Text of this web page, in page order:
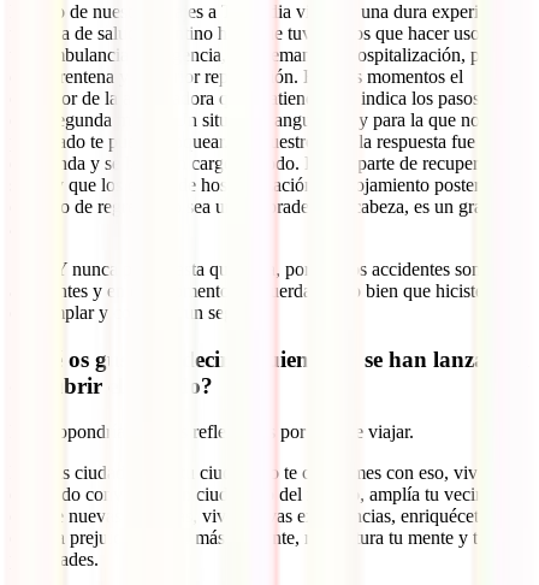
En uno de nuestros viajes a Tailandia vivimos una dura experiencia,
un tema de salud repentino hizo que tuviéramos que hacer uso de
una ambulancia de urgencia, una semana de hospitalización, periodo
de cuarentena y posterior repatriación. En esos momentos el
operador de la aseguradora que te atiende y te indica los pasos a dar,
es tu segunda madre. Un situación angustiosa y para la que no estás
preparado te puede bloquear. En nuestro caso la respuesta fue
estupenda y se hicieron cargo de todo. Preocuparte de recuperar la
salud y que los costes de hospitalización, el alojamiento posterior y
el vuelo de regreso, no sea un quebradero de cabeza, es un gran
¡Ojo! Y nunca pasa, hasta que pasa, por eso los accidentes son
accidentes y en ese momento te acuerdas de lo bien que hiciste al
contemplar y contratar un seguro.
¿Qué os gustaría decir a quienes no se han lanzado a
descubrir el mundo?
Les propondríamos dos reflexiones por las que viajar.
No seas ciudadano de tu ciudad, no te conformes con eso, vives en
el mundo conviértete en ciudadano del mundo, amplía tu vecindario,
conoce nuevas personas, vive nuevas experiencias, enriquécete,
elimina prejuicios, serás más tolerante, restructura tu mente y tus
prioridades.